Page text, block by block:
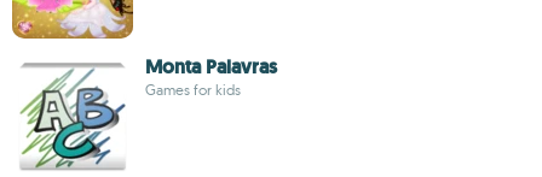
Monta Palavras
Games for kids